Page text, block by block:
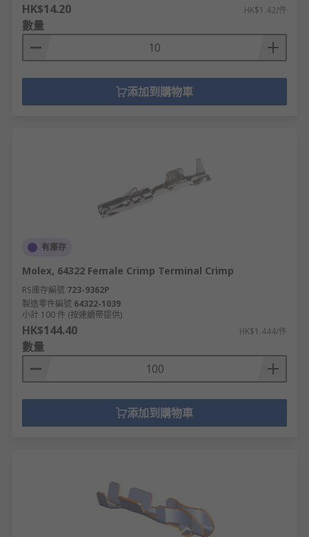
HK$14.20 HK$1.42/件
數量
添加到購物車
有庫存
Molex, 64322 Female Crimp Terminal Crimp
RS庫存編號 723-9362P
製造零件編號 64322-1039
小計 100 件 (按連續帶提供)
HK$144.40 HK$1.444/件
數量
添加到購物車